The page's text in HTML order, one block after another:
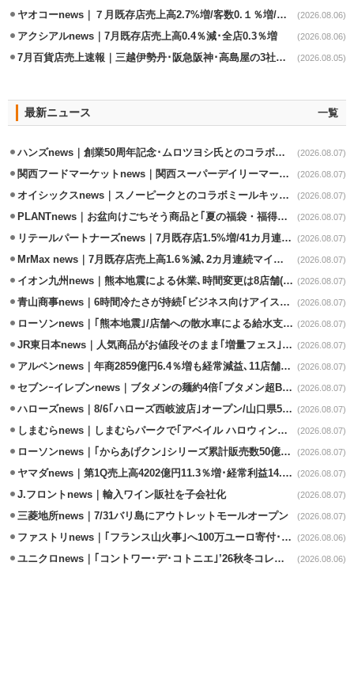
ヤオコーnews｜７月既存店売上高2.7%増/客数0.１％増/客単価2.6％増 (2026.08.06)
アクシアルnews｜7月既存店売上高0.4％減･全店0.3％増 (2026.08.06)
7月百貨店売上速報｜三越伊勢丹･阪急阪神･高島屋の3社は増収 (2026.08.05)
最新ニュース 一覧
ハンズnews｜創業50周年記念･ムロツヨシ氏とのコラボ企画｢ムロハンズ｣開催 (2026.08.07)
関西フードマーケットnews｜関西スーパーデイリーマート蒲生店8/7改装 (2026.08.07)
オイシックスnews｜スノーピークとのコラボミールキット8/13発売 (2026.08.07)
PLANTnews｜お盆向けごちそう商品と｢夏の福袋・福得カート｣8/8から開催 (2026.08.07)
リテールパートナーズnews｜7月既存店1.5%増/41カ月連続増 (2026.08.07)
MrMax news｜7月既存店売上高1.6％減､2カ月連続マイナス (2026.08.07)
イオン九州news｜熊本地震による休業､時間変更は8店舗(8/7時点) (2026.08.07)
青山商事news｜6時間冷たさが持続｢ビジネス向けアイスベスト｣発売 (2026.08.07)
ローソンnews｜｢熊本地震｣/店舗への散水車による給水支援を開始 (2026.08.07)
JR東日本news｜人気商品がお値段そのまま｢増量フェス｣8/18から開催 (2026.08.07)
アルペンnews｜年商2859億円6.4％増も経常減益､11店舗出店、4店閉鎖 (2026.08.07)
セブンｰイレブンnews｜ブタメンの麺約4倍｢ブタメン超BIG｣8/11から限定発売 (2026.08.07)
ハローズnews｜8/6｢ハローズ西岐波店｣オープン/山口県5店舗目 (2026.08.07)
しまむらnews｜しまむらパークで｢アベイル ハロウィンじゅんびフェア｣開催 (2026.08.07)
ローソンnews｜｢からあげクン｣シリーズ累計販売数50億食突破 (2026.08.07)
ヤマダnews｜第1Q売上高4202億円11.3％増･経常利益14.5％増 (2026.08.07)
J.フロントnews｜輸入ワイン販社を子会社化 (2026.08.07)
三菱地所news｜7/31バリ島にアウトレットモールオープン (2026.08.07)
ファストリnews｜｢フランス山火事｣へ100万ユーロ寄付･衣料5万点も提供 (2026.08.06)
ユニクロnews｜｢コントワー･デ･コトニエ｣’26秋冬コレクション8/28発売 (2026.08.06)